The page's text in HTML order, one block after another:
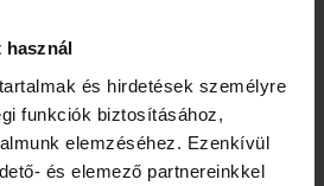
használ
és hirdetések személyre
funkciók biztosításához,
elemzéséhez. Ezenkívül
és elemező partnereinkkel
TÁMASSZAL, ACÉL
HOZZÁ ILLŐ RÖGZÍTŐ- CSAVAR=M16
B1=17 B2=24,8
H1=41
S=8,3 S1=2,5 G=12,7
SW=12
MEGHÚZÁSI NYOMATÉK MAX. NM=135